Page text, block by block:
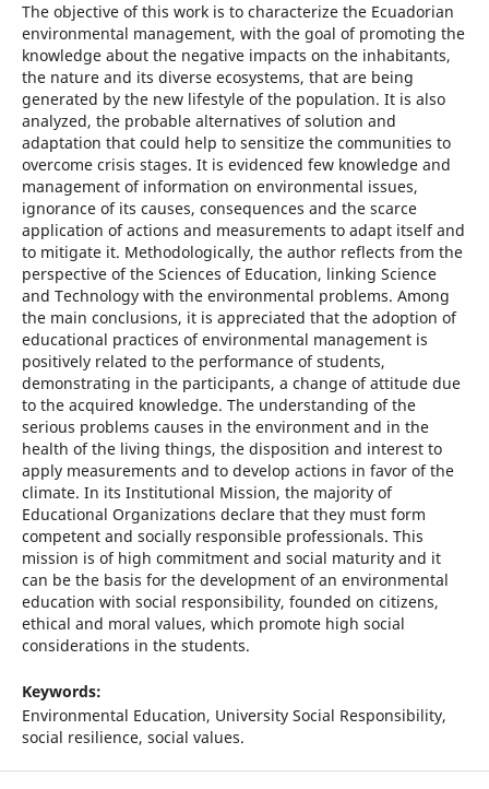
The objective of this work is to characterize the Ecuadorian
environmental management, with the goal of promoting the
knowledge about the negative impacts on the inhabitants,
the nature and its diverse ecosystems, that are being
generated by the new lifestyle of the population. It is also
analyzed, the probable alternatives of solution and
adaptation that could help to sensitize the communities to
overcome crisis stages. It is evidenced few knowledge and
management of information on environmental issues,
ignorance of its causes, consequences and the scarce
application of actions and measurements to adapt itself and
to mitigate it. Methodologically, the author reflects from the
perspective of the Sciences of Education, linking Science
and Technology with the environmental problems. Among
the main conclusions, it is appreciated that the adoption of
educational practices of environmental management is
positively related to the performance of students,
demonstrating in the participants, a change of attitude due
to the acquired knowledge. The understanding of the
serious problems causes in the environment and in the
health of the living things, the disposition and interest to
apply measurements and to develop actions in favor of the
climate. In its Institutional Mission, the majority of
Educational Organizations declare that they must form
competent and socially responsible professionals. This
mission is of high commitment and social maturity and it
can be the basis for the development of an environmental
education with social responsibility, founded on citizens,
ethical and moral values, which promote high social
considerations in the students.
Keywords:
Environmental Education, University Social Responsibility,
social resilience, social values.